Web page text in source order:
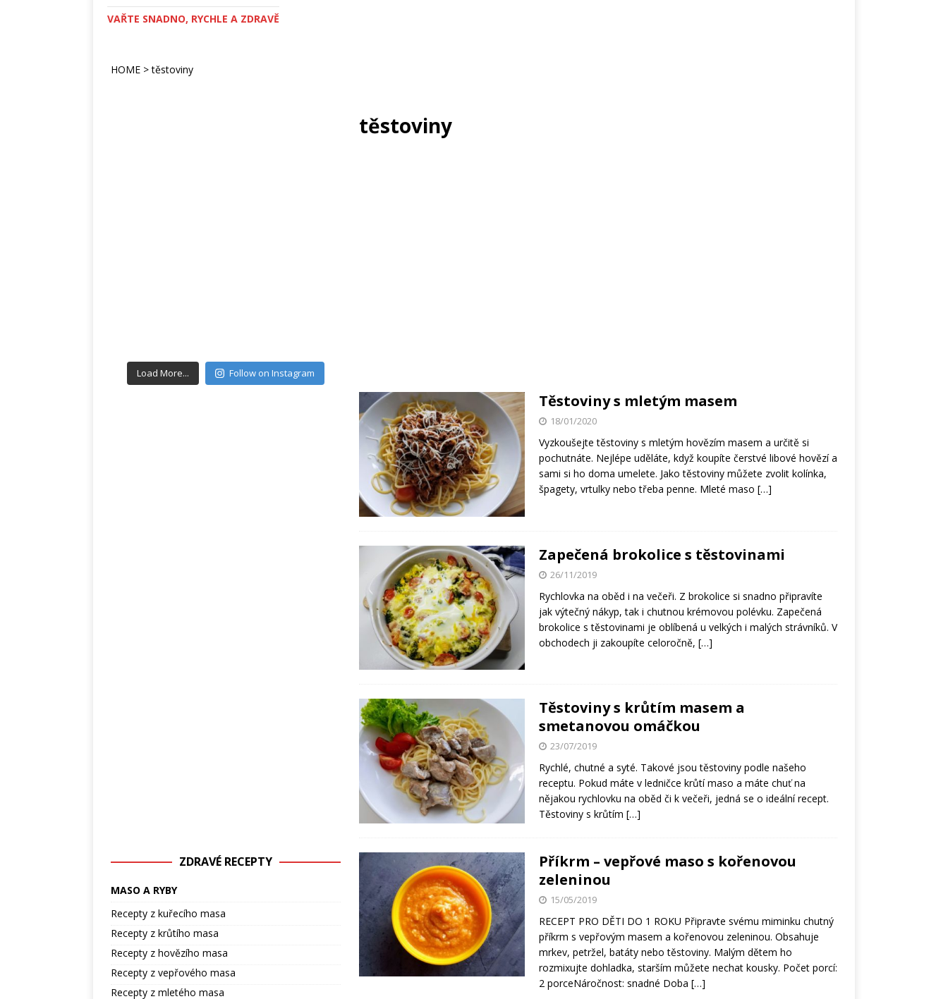
VAŘTE SNADNO, RYCHLE A ZDRAVĚ
HOME >těstoviny
těstoviny
Těstoviny s mletým masem
18/01/2020
Vyzkoušejte těstoviny s mletým hovězím masem a určitě si
pochutnáte. Nejlépe uděláte, když koupíte čerstvé libové hovězí a
sami si ho doma umelete. Jako těstoviny můžete zvolit kolínka,
špagety, vrtulky nebo třeba penne. Mleté maso […]
Zapečená brokolice s těstovinami
26/11/2019
Rychlovka na oběd i na večeři. Z brokolice si snadno připravíte
jak výtečný nákyp, tak i chutnou krémovou polévku. Zapečená
brokolice s těstovinami je oblíbená u velkých i malých strávníků. V
obchodech ji zakoupíte celoročně, […]
Těstoviny s krůtím masem a
smetanovou omáčkou
23/07/2019
Rychlé, chutné a syté. Takové jsou těstoviny podle našeho
receptu. Pokud máte v ledničce krůtí maso a máte chuť na
nějakou rychlovku na oběd či k večeři, jedná se o ideální recept.
Těstoviny s krůtím […]
Příkrm – vepřové maso s kořenovou
zeleninou
15/05/2019
RECEPT PRO DĚTI DO 1 ROKU Připravte svému miminku chutný
příkrm s vepřovým masem a kořenovou zeleninou. Obsahuje
mrkev, petržel, batáty nebo těstoviny. Malým dětem ho
rozmixujte dohladka, starším můžete nechat kousky. Počet porcí:
2 porceNáročnost: snadné Doba […]
Load More... Follow on Instagram
ZDRAVÉ RECEPTY
MASO A RYBY
Recepty z kuřecího masa
Recepty z krůtího masa
Recepty z hovězího masa
Recepty z vepřového masa
Recepty z mletého masa